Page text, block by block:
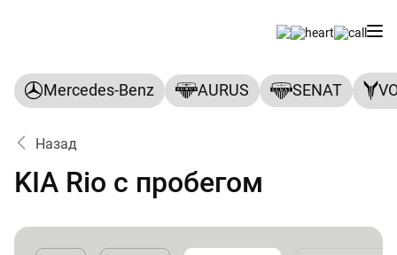
Mercedes-Benz AURUS SENAT
Назад
KIA Rio с пробегом